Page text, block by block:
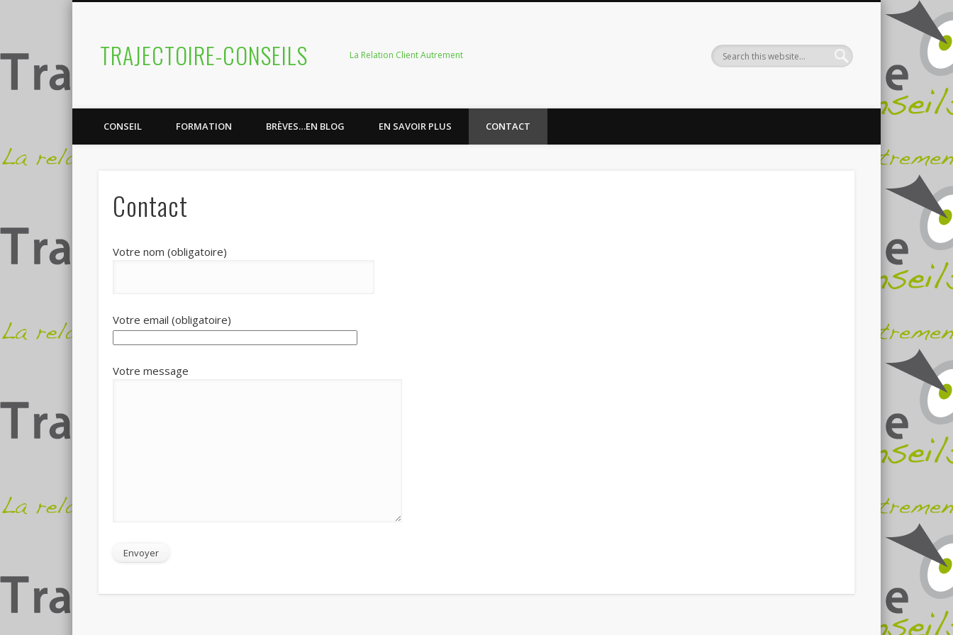
TRAJECTOIRE-CONSEILS La Relation Client Autrement
CONSEIL FORMATION BRÈVES…EN BLOG EN SAVOIR PLUS CONTACT
Contact
Votre nom (obligatoire)
Votre email (obligatoire)
Votre message